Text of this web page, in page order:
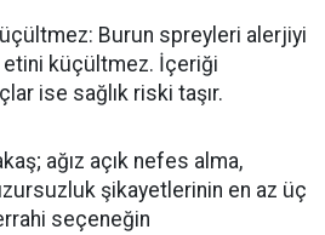
Burun spreyleri alerjiyi
küçültmez. İçeriği
ise sağlık riski taşır.
ağız açık nefes alma,
şikayetlerinin en az üç
seçeneğin